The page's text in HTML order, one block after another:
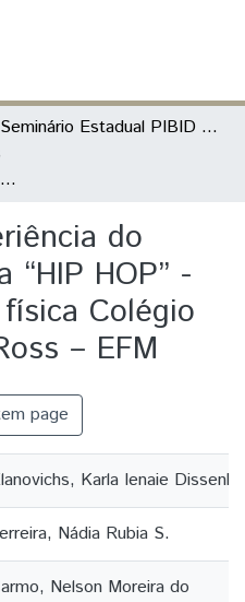
Seminário Estadual PIBID do Paraná: tecendo saberes (PIBID)
Relatos de experiência do projeto de dança “HIP HOP” - PIBID educação física Colégio Estadual Luiza Ross – EFM
do
HOP” -
Colégio
– EFM
page
Karla Ienaie Dissenha
Nádia Rubia S.
Nelson Moreira do